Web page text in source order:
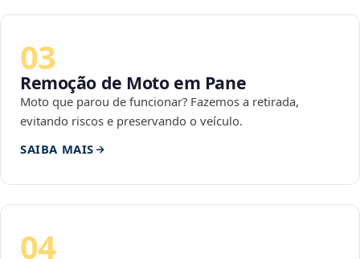
03
Remoção de Moto em Pane
Moto que parou de funcionar? Fazemos a retirada,
evitando riscos e preservando o veículo.
SAIBA MAIS
04